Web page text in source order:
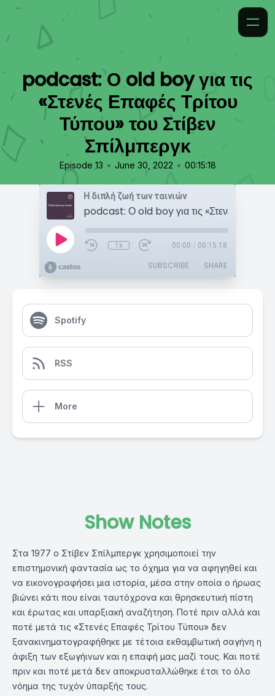
podcast: Ο old boy για τις
«Στενές Επαφές Τρίτου
Τύπου» του Στίβεν
Σπίλμπεργκ
Episode 13 • June 30, 2022 • 00:15:18
Η διπλή ζωή των ταινιών
1x 00:00 / 00:15:18
SUBSCRIBE SHARE
Spotify
RSS
More
Show Notes
Στα 1977 ο Στίβεν Σπίλμπεργκ χρησιμοποιεί την
επιστημονική φαντασία ως το όχημα για να αφηγηθεί και
να εικονογραφήσει μια ιστορία, μέσα στην οποία ο ήρωας
βιώνει κάτι που είναι ταυτόχρονα και θρησκευτική πίστη
και έρωτας και υπαρξιακή αναζήτηση. Ποτέ πριν αλλά και
ποτέ μετά τις «Στενές Επαφές Τρίτου Τύπου» δεν
ξανακινηματογραφήθηκε με τέτοια εκθαμβωτική σαγήνη η
άφιξη των εξωγήινων και η επαφή μας μαζί τους. Και ποτέ
πριν και ποτέ μετά δεν αποκρυσταλλώθηκε έτσι το όλο
νόημα της τυχόν ύπαρξής τους.